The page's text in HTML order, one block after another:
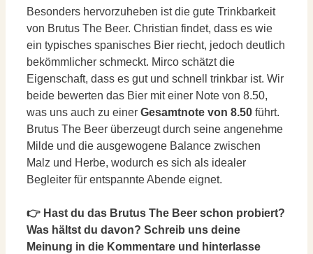
Besonders hervorzuheben ist die gute Trinkbarkeit
von Brutus The Beer. Christian findet, dass es wie
ein typisches spanisches Bier riecht, jedoch deutlich
bekömmlicher schmeckt. Mirco schätzt die
Eigenschaft, dass es gut und schnell trinkbar ist. Wir
beide bewerten das Bier mit einer Note von 8.50,
was uns auch zu einer Gesamtnote von 8.50 führt.
Brutus The Beer überzeugt durch seine angenehme
Milde und die ausgewogene Balance zwischen
Malz und Herbe, wodurch es sich als idealer
Begleiter für entspannte Abende eignet.
👉 Hast du das Brutus The Beer schon probiert?
Was hältst du davon? Schreib uns deine
Meinung in die Kommentare und hinterlasse